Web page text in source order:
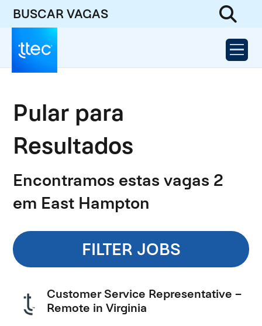
BUSCAR VAGAS
Pular para
Resultados
Encontramos estas vagas 2
em East Hampton
FILTER JOBS
Customer Service Representative –
Remote in Virginia